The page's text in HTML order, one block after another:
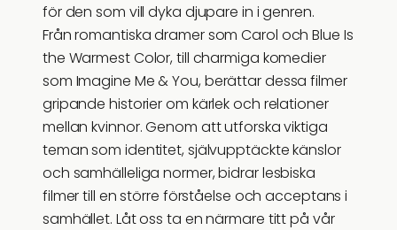
för den som vill dyka djupare in i genren.
Från romantiska dramer som Carol och Blue Is
the Warmest Color, till charmiga komedier
som Imagine Me & You, berättar dessa filmer
gripande historier om kärlek och relationer
mellan kvinnor. Genom att utforska viktiga
teman som identitet, självupptäckte känslor
och samhälleliga normer, bidrar lesbiska
filmer till en större förståelse och acceptans i
samhället. Låt oss ta en närmare titt på vår